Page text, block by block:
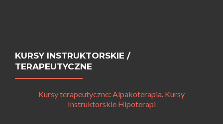
KURSY INSTRUKTORSKIE /
TERAPEUTYCZNE
Kursy terapeutyczne: Alpakoterapia, Kursy
Instruktorskie Hipoterapi